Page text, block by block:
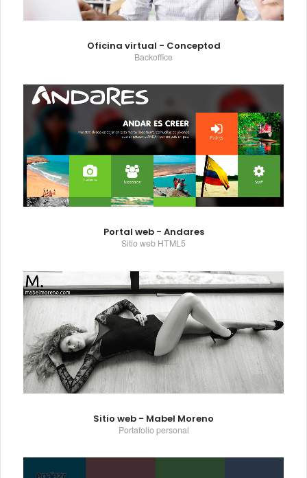
Oficina virtual - Conceptod
Backoffice
Portal web - Andares
Sitio web HTML5
Sitio web - Mabel Moreno
Portafolio personal